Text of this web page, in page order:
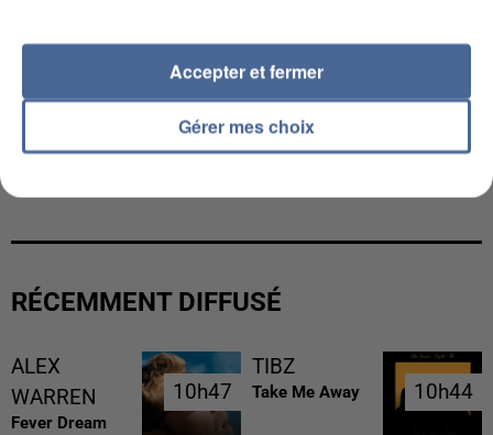
LES DONNÉES DE 300 000 CLIENTS DÉROBÉES À
RÉCEMMENT DIFFUSÉ
ALEX
WARREN
Fever Dream
10h47
10h47
TIBZ
Take Me Away 10h44
10h44
Gérer mes choix
Accepter et fermer